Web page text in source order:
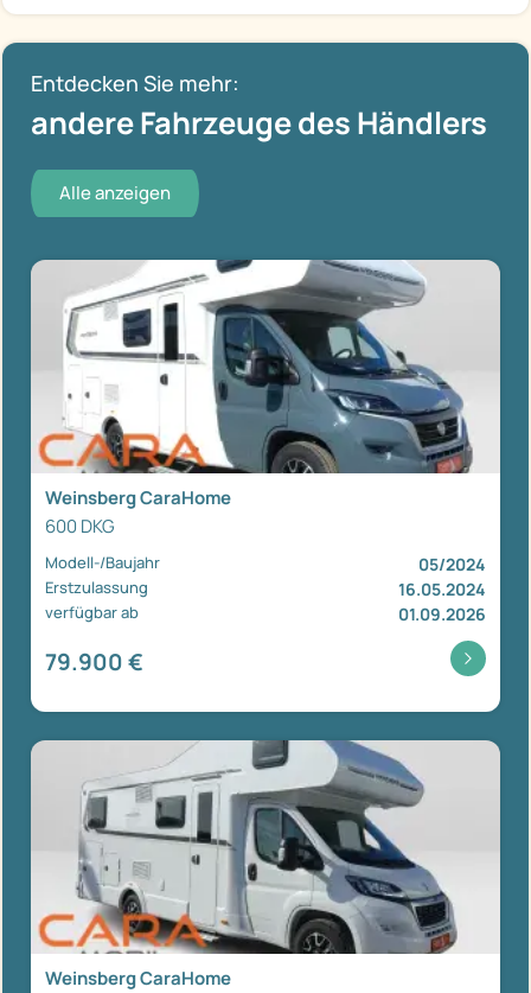
Entdecken Sie mehr:
andere Fahrzeuge des Händlers
Alle anzeigen
Weinsberg CaraHome
600 DKG
Modell-/Baujahr 05/2024
Erstzulassung 16.05.2024
verfügbar ab 01.09.2026
79.900 €
Weinsberg CaraHome